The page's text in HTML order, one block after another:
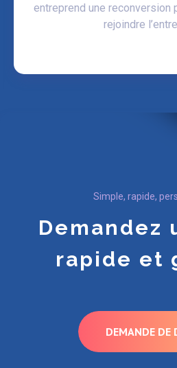
entreprend une
rejoindre
Simple, rapide,
Demandez
rapide et
DEMANDE DE